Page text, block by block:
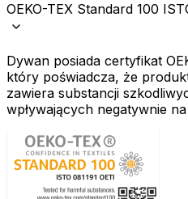
OEKO-TEX Standard 100
Dywan posiada certyfikat
który poświadcza, że
zawiera substancji
wpływających negatywnie